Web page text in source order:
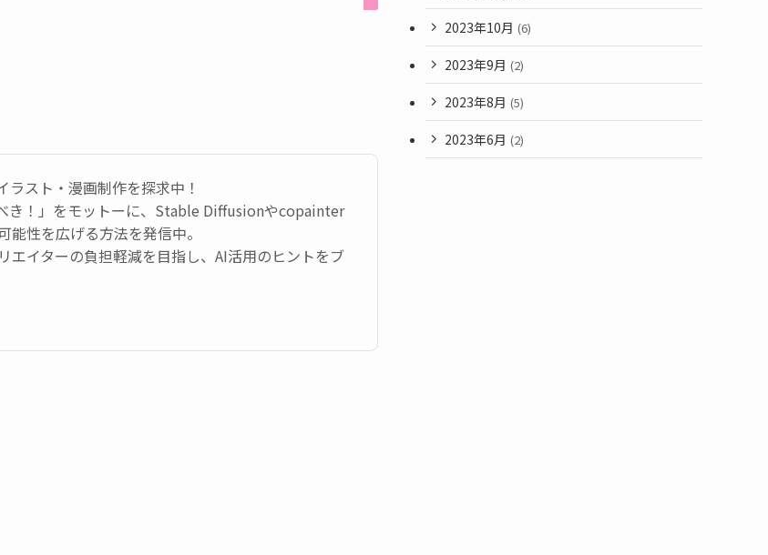
スト・漫画制作を探求中！
き！」をモットーに、Stable Diffusionやcopainter
能性を広げる方法を発信中。
エイターの負担軽減を目指し、AI活用のヒントをブ
2023年10月 (6)
2023年9月 (2)
2023年8月 (5)
2023年6月 (2)